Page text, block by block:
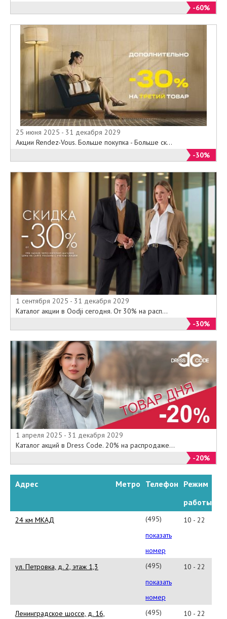
-60%
25 июня 2025 - 31 декабря 2029
Акции Rendez-Vous. Больше покупка - Больше ск...
-30%
1 сентября 2025 - 31 декабря 2029
Каталог акции в Oodji сегодня. От 30% на расп...
-30%
1 апреля 2025 - 31 декабря 2029
Каталог акций в Dress Code. 20% на распродаже...
-20%
Адрес Метро Телефон Режим
работы
24 км МКАД
(495)
987-
4219
показать
номер
10 - 22
ул. Петровка, д. 2, этаж 1,3
(495)
933-
7300
показать
номер
10 - 22
Ленинградское шоссе, д. 16,
(495)
10 - 22